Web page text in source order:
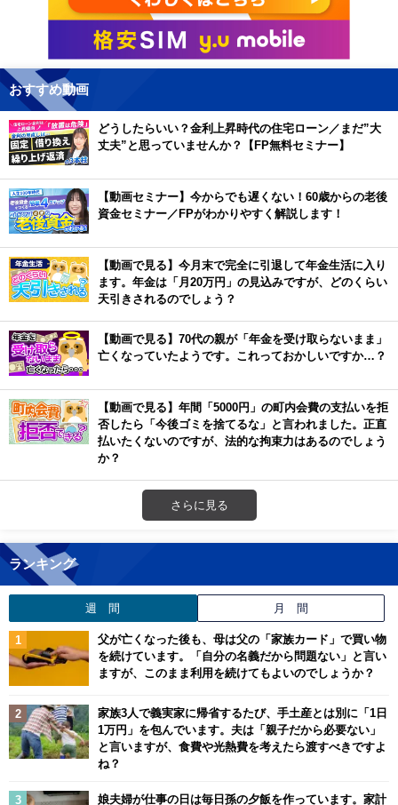
おすすめ動画
どうしたらいい？金利上昇時代の住宅ローン／まだ”大
丈夫”と思っていませんか？【FP無料セミナー】
【動画セミナー】今からでも遅くない！60歳からの老後
資金セミナー／FPがわかりやすく解説します！
【動画で見る】今月末で完全に引退して年金生活に入り
ます。年金は「月20万円」の見込みですが、どのくらい
天引きされるのでしょう？
【動画で見る】70代の親が「年金を受け取らないまま」
亡くなっていたようです。これっておかしいですか…？
【動画で見る】年間「5000円」の町内会費の支払いを拒
否したら「今後ゴミを捨てるな」と言われました。正直
払いたくないのですが、法的な拘束力はあるのでしょう
か？
さらに見る
ランキング
週 間 月 間
父が亡くなった後も、母は父の「家族カード」で買い物
を続けています。「自分の名義だから問題ない」と言い
ますが、このまま利用を続けてもよいのでしょうか？
家族3人で義実家に帰省するたび、手土産とは別に「1日
1万円」を包んでいます。夫は「親子だから必要ない」
と言いますが、食費や光熱費を考えたら渡すべきですよ
ね？
娘夫婦が仕事の日は毎日孫の夕飯を作っています。家計